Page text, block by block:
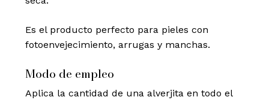
Es el producto perfecto para pieles con
fotoenvejecimiento, arrugas y manchas.
Modo de empleo
Aplica la cantidad de una alverjita en todo el